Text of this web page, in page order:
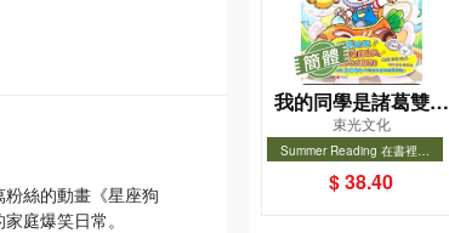
絲的動畫《星座狗
庭爆笑日常。
我的同學是諸葛雙雙
(1)──兒童節遊戲王
束光文化
Summer Reading 在書裡度
選圖書8折
Summer Reading 在書裡度夏,
Cool Down, Read On!-精選圖
$ 38.40